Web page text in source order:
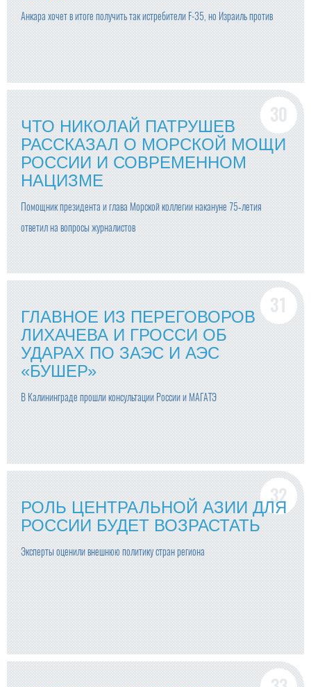
Анкара хочет в итоге получить так истребители F-35, но Израиль против
ЧТО НИКОЛАЙ ПАТРУШЕВ
РАССКАЗАЛ О МОРСКОЙ МОЩИ
РОССИИ И СОВРЕМЕННОМ
НАЦИЗМЕ
Помощник президента и глава Морской коллегии накануне 75‑летия
ответил на вопросы журналистов
ГЛАВНОЕ ИЗ ПЕРЕГОВОРОВ
ЛИХАЧЕВА И ГРОССИ ОБ
УДАРАХ ПО ЗАЭС И АЭС
«БУШЕР»
В Калининграде прошли консультации России и МАГАТЭ
РОЛЬ ЦЕНТРАЛЬНОЙ АЗИИ ДЛЯ
РОССИИ БУДЕТ ВОЗРАСТАТЬ
Эксперты оценили внешнюю политику стран региона